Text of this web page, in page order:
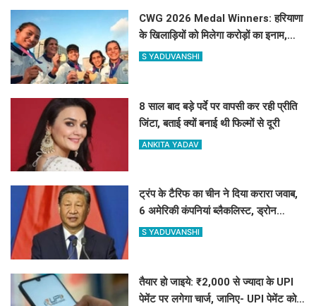
CWG 2026 Medal Winners: हरियाणा
के खिलाड़ियों को मिलेगा करोड़ों का इनाम,
सरकार ने किया बड़ा एलान
S YADUVANSHI
8 साल बाद बड़े पर्दे पर वापसी कर रही प्रीति
जिंटा, बताई क्यों बनाई थी फिल्मों से दूरी
ANKITA YADAV
ट्रंप के टैरिफ का चीन ने दिया करारा जवाब,
6 अमेरिकी कंपनियां ब्लैकलिस्ट, ड्रोन
एक्सपोर्ट पर भी सख्त
S YADUVANSHI
तैयार हो जाइये: ₹2,000 से ज्यादा के UPI
पेमेंट पर लगेगा चार्ज, जानिए- UPI पेमेंट को